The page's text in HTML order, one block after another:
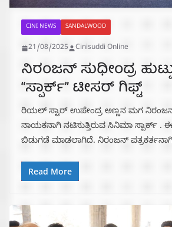
CINI NEWS SANDALWOOD
21/08/2025 Cinisuddi Online
ನಿರಂಜನ್ ಸುಧೀಂದ್ರ
“ಸ್ಪಾರ್ಕ್” ಟೀಸರ್ ಗಿಫ್ಟ್
ರಿಯಲ್‌ ಸ್ಟಾರ್‌ ಉಪೇಂದ್ರ ಅಣ್ಣನ ಮಗ ನಿರಂಜನ್‌
ನಾಯಕನಾಗಿ ನಟಿಸುತ್ತಿರುವ ಸಿನಿಮಾ ಸ್ಪಾರ್ಕ್‌ .
ಬಿಡುಗಡೆ ಮಾಡಲಾಗಿದೆ. ನಿರಂಜನ್
Read More